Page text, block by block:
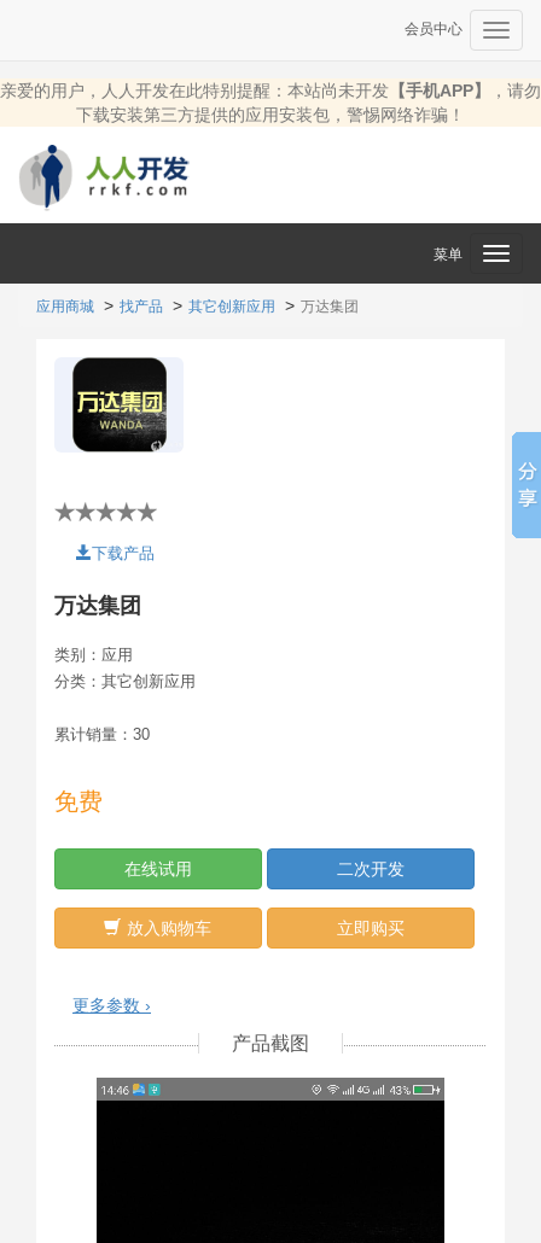
会员中心
亲爱的用户，人人开发在此特别提醒：本站尚未开发 【手机APP】
，请勿
下载安装第三方提供的应用安装包，警惕网络诈骗！
菜单
应用商城 找产品 其它创新应用 万达集团
下载产品
万达集团
类别： 应用
分类： 其它创新应用
累计销量： 30
免费
在线试用 二次开发
放入购物车 立即购买
更多参数 ›
产品截图